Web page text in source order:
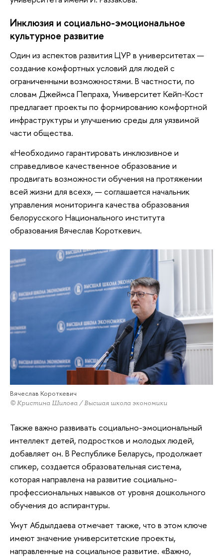
Инклюзия и социально-эмоциональное
культурное развитие
Один из аспектов развития ЦУР в университетах —
создание комфортных условий для людей с
ограниченными возможностями. В частности, по
словам Джеймса Пепраха, Университет Кейп-Кост
предлагает проекты по формированию комфортной
инфраструктуры и улучшению среды для уязвимой
части общества.
«Необходимо гарантировать инклюзивное и
справедливое качественное образование и
продвигать возможности обучения на протяжении
всей жизни для всех», — соглашается начальник
управления мониторинга качества образования
белорусского Национального института
образования Вячеслав Короткевич.
Вячеслав Короткевич
© Кристина Шилова / Высшая школа экономики
Также важно развивать социально-эмоциональный
интеллект детей, подростков и молодых людей,
добавляет он. В Республике Беларусь, продолжает
спикер, создается образовательная система,
которая направлена на развитие социально-
профессиональных навыков от уровня дошкольного
обучения до аспирантуры.
Умут Абдылдаева отмечает также, что в этом ключе
имеют значение университетские проекты,
направленные на социальное развитие. «Важно,